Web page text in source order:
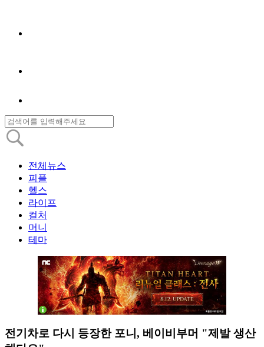
전체뉴스
피플
헬스
라이프
컬처
머니
테마
전기차로 다시 등장한 포니, 베이비부머 "제발 생산